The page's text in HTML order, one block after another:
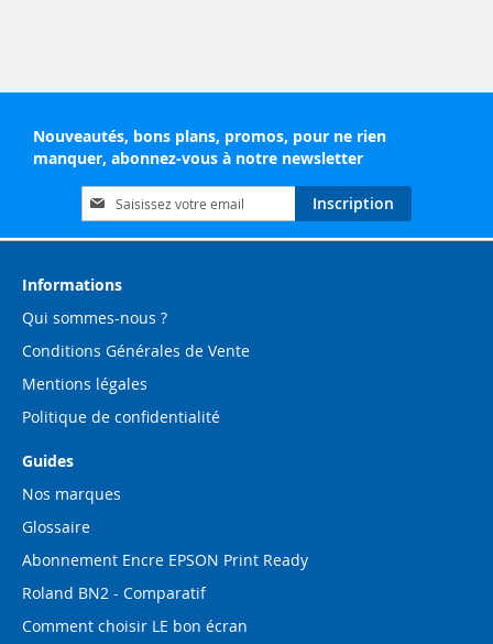
Nouveautés, bons plans, promos, pour ne rien
manquer, abonnez-vous à notre newsletter
Inscription
à
notre
d’information
Inscription
Informations
Qui sommes-nous ?
Conditions Générales de Vente
Mentions légales
Politique de confidentialité
Guides
Nos marques
Glossaire
Abonnement Encre EPSON Print Ready
Roland BN2 - Comparatif
Comment choisir LE bon écran